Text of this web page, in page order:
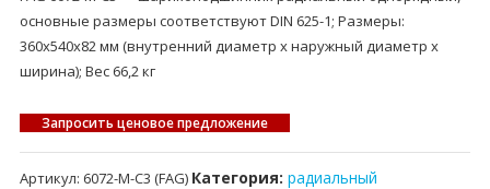
основные размеры соответствуют DIN 625-1; Размеры:
360x540x82 мм (внутренний диаметр x наружный диаметр x
ширина); Вес 66,2 кг
Запросить ценовое предложение
Артикул: 6072-M-C3 (FAG) Категория: радиальный